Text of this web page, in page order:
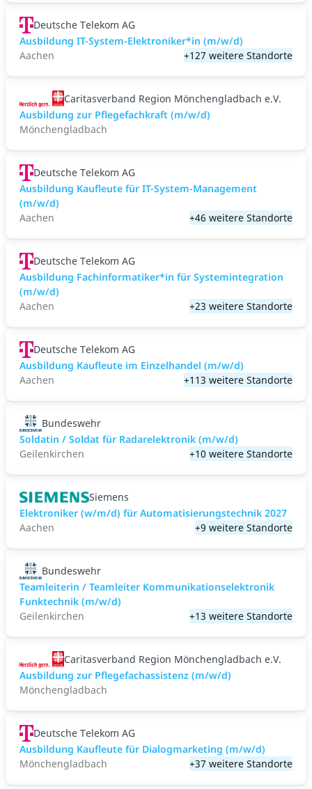
Deutsche Telekom AG
Ausbildung IT-System-Elektroniker*in (m/w/d)
Aachen
+127 weitere Standorte
Caritasverband Region Mönchengladbach e.V.
Ausbildung zur Pflegefachkraft (m/w/d)
Mönchengladbach
Deutsche Telekom AG
Ausbildung Kaufleute für IT-System-Management
(m/w/d)
Aachen
+46 weitere Standorte
Deutsche Telekom AG
Ausbildung Fachinformatiker*in für Systemintegration
(m/w/d)
Aachen
+23 weitere Standorte
Deutsche Telekom AG
Ausbildung Kaufleute im Einzelhandel (m/w/d)
Aachen
+113 weitere Standorte
Bundeswehr
Soldatin / Soldat für Radarelektronik (m/w/d)
Geilenkirchen
+10 weitere Standorte
Siemens
Elektroniker (w/m/d) für Automatisierungstechnik 2027
Aachen
+9 weitere Standorte
Bundeswehr
Teamleiterin / Teamleiter Kommunikationselektronik
Funktechnik (m/w/d)
Geilenkirchen
+13 weitere Standorte
Caritasverband Region Mönchengladbach e.V.
Ausbildung zur Pflegefachassistenz (m/w/d)
Mönchengladbach
Deutsche Telekom AG
Ausbildung Kaufleute für Dialogmarketing (m/w/d)
Mönchengladbach
+37 weitere Standorte